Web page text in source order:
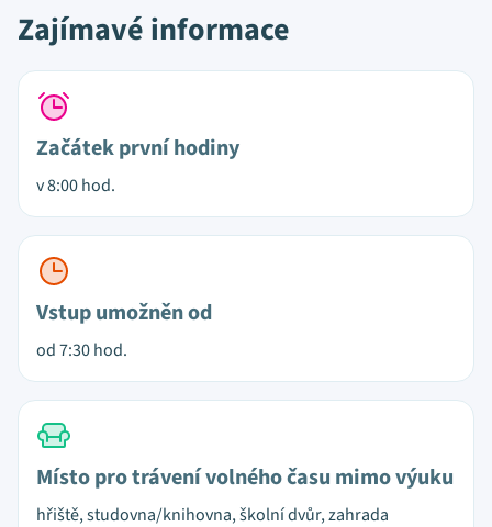
Zajímavé informace
Začátek první hodiny
v 8:00 hod.
Vstup umožněn od
od 7:30 hod.
Místo pro trávení volného času mimo výuku
hřiště, studovna/knihovna, školní dvůr, zahrada